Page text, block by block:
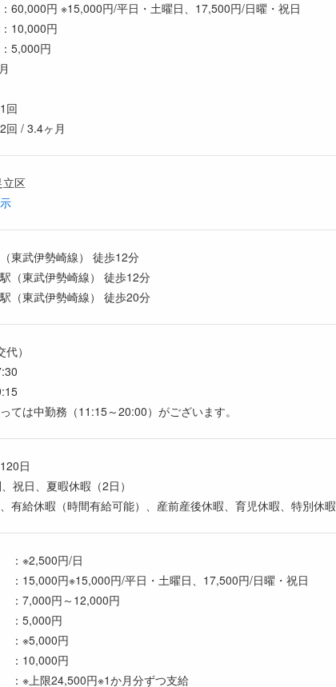
60,000円 ※15,000円/平日・土曜日、17,500円/日曜・祝日
10,000円
5,000円
回
回 / 3.4ヶ月
立区
東武伊勢崎線） 徒歩12分
（東武伊勢崎線） 徒歩12分
（東武伊勢崎線） 徒歩20分
）
ては中勤務（11:15～20:00）がございます。
日
祝日、夏暇休暇（2日）
有給休暇（時間有給可能）、産前産後休暇、育児休暇、特別休暇
：※2,500円/日
：15,000円※15,000円/平日・土曜日、17,500円/日曜・祝日
：7,000円～12,000円
：5,000円
：※5,000円
10,000円
：※上限24,500円※1か月分ずつ支給